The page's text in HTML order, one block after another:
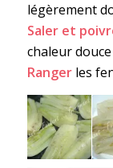
légèrement
Saler et
chaleur
Ranger les